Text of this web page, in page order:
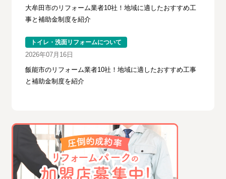
大牟田市のリフォーム業者10社！地域に適したおすすめ工
事と補助金制度を紹介
トイレ・洗面リフォームについて
2026年07月16日
飯能市のリフォーム業者10社！地域に適したおすすめ工事
と補助金制度を紹介